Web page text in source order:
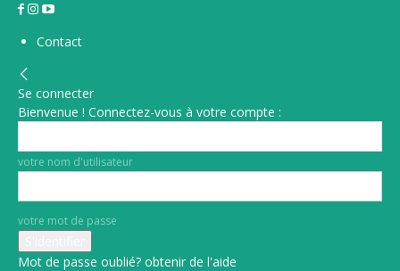
Contact
Se connecter
Bienvenue ! Connectez-vous à votre compte :
votre nom d'utilisateur
votre mot de passe
Mot de passe oublié? obtenir de l'aide